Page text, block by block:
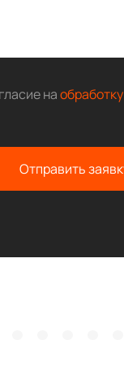
наобработку
Отправить